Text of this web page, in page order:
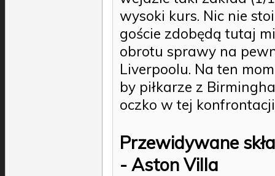
wysoki kurs. Nic nie
goście zdobędą tutaj
obrotu sprawy na
Liverpoolu. Na ten
by piłkarze z
oczko w tej
Przewidywane
- Aston Villa